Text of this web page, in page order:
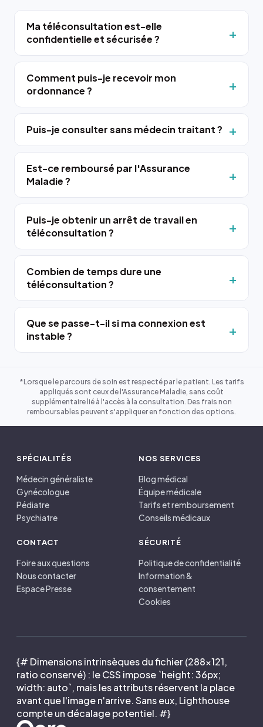
Ma téléconsultation est-elle
confidentielle et sécurisée ?
Comment puis-je recevoir mon
ordonnance ?
Puis-je consulter sans médecin traitant ?
Est-ce remboursé par l'Assurance
Maladie ?
Puis-je obtenir un arrêt de travail en
téléconsultation ?
Combien de temps dure une
téléconsultation ?
Que se passe-t-il si ma connexion est
instable ?
*Lorsque le parcours de soin est respecté par le patient. Les tarifs
appliqués sont ceux de l'Assurance Maladie, sans coût
supplémentaire lié à l'accès à la consultation. Des frais non
remboursables peuvent s'appliquer en fonction des options.
SPÉCIALITÉS
Médecin généraliste
Gynécologue
Pédiatre
Psychiatre
NOS SERVICES
Blog médical
Équipe médicale
Tarifs et remboursement
Conseils médicaux
CONTACT
Foire aux questions
Nous contacter
Espace Presse
SÉCURITÉ
Politique de confidentialité
Information &
consentement
Cookies
{# Dimensions intrinsèques du fichier (288×121,
ratio conservé) : le CSS impose `height: 36px;
width: auto`, mais les attributs réservent la place
avant que l'image n'arrive. Sans eux, Lighthouse
compte un décalage potentiel. #}